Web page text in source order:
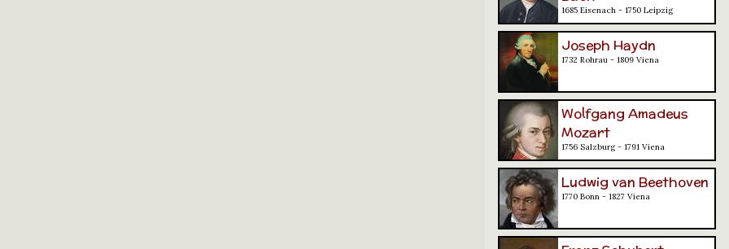
1685 Eisenach - 1750 Leipzig
Joseph Haydn
1732 Rohrau - 1809 Viena
Wolfgang Amadeus
Mozart
1756 Salzburg - 1791 Viena
Ludwig van Beethoven
1770 Bonn - 1827 Viena